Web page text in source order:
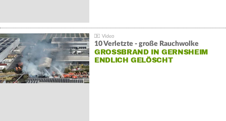
10 Verletzte - große Rauchwolke
GROSSBRAND IN GERNSHEIM E
NDLICH GELÖSCHT